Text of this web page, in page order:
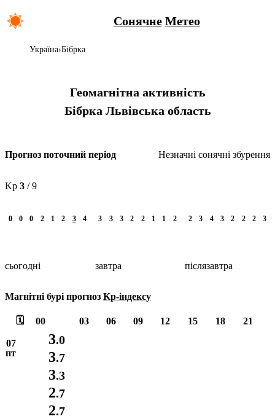
Сонячне Метео
Україна Бібрка
Геомагнітна активність
Бібрка Львівська область
Прогноз поточний період Незначні сонячні збурення
Kp 3 / 9
0 0 0 2 1 2 3 4 3 3 3 2 2 1 1 2 2 3 4 3 2 2 2 3
сьогодні завтра післязавтра
Магнітні бурі прогноз Kp-індексу
🗓️ 00 03 06 09 12 15 18 21
07
пт
3.0
3.7
3.3
2.7
2.7